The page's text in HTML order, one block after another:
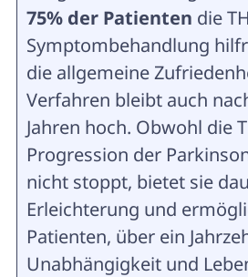
75% der Patienten die
Symptombehandlung
die allgemeine
Verfahren bleibt auch
Jahren hoch. Obwohl die
Progression der
nicht stoppt, bietet sie
Erleichterung und
Patienten, über ein
Unabhängigkeit und